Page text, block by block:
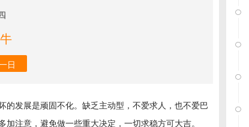
日
发展是顽固不化。缺乏主动型，不爱求人，也不爱巴
注意，避免做一些重大决定，一切求稳方可大吉。



